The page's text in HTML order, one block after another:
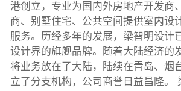
港创立，专业为国内外房地产开发商
商、别墅住宅、公共空间提供室内设
服务。历经多年的发展，梁智明设计
设计界的旗舰品牌。随着大陆经济的
将业务放在了大陆，陆续在青岛、烟
立了分支机构，公司商誉日益昌隆。